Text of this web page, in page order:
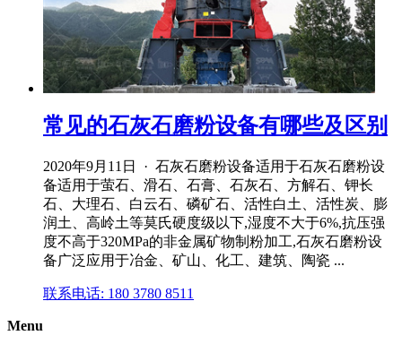
常见的石灰石磨粉设备有哪些及区别
2020年9月11日 · 石灰石磨粉设备适用于石灰石磨粉设
备适用于萤石、滑石、石膏、石灰石、方解石、钾长
石、大理石、白云石、磷矿石、活性白土、活性炭、膨
润土、高岭土等莫氏硬度级以下,湿度不大于6%,抗压强
度不高于320MPa的非金属矿物制粉加工,石灰石磨粉设
备广泛应用于冶金、矿山、化工、建筑、陶瓷 ...
联系电话: 180 3780 8511
Menu